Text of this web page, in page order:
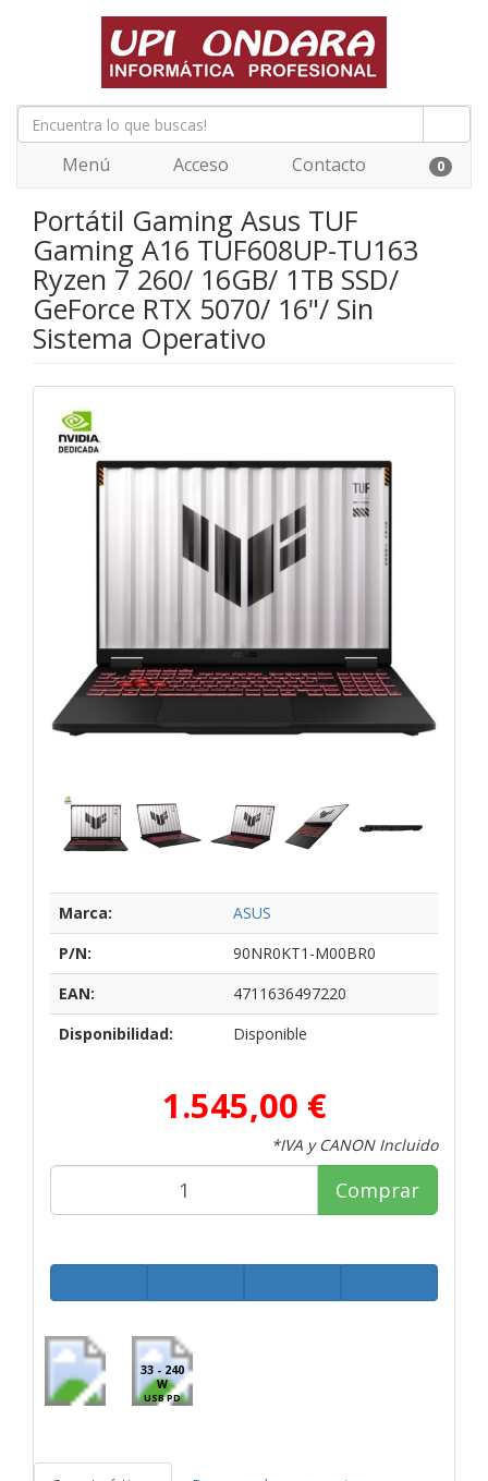
Menú Acceso Contacto 0
Portátil Gaming Asus TUF
Gaming A16 TUF608UP-TU163
Ryzen 7 260/ 16GB/ 1TB SSD/
GeForce RTX 5070/ 16"/ Sin
Sistema Operativo
Marca:
ASUS
P/N:
90NR0KT1-M00BR0
EAN:
4711636497220
Disponibilidad:
Disponible
1.545,00 €
*IVA y CANON Incluido
Comprar
33 - 240
W
USB PD